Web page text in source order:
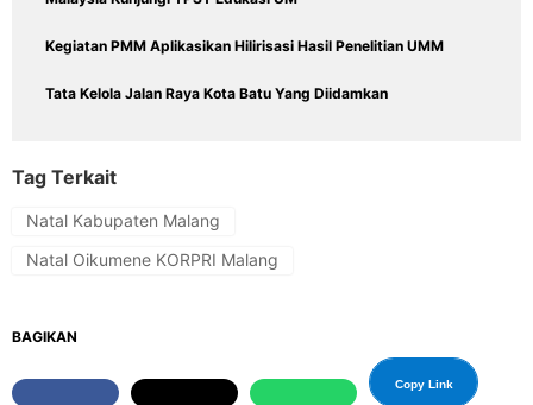
Kegiatan PMM Aplikasikan Hilirisasi Hasil Penelitian UMM
Tata Kelola Jalan Raya Kota Batu Yang Diidamkan
Tag Terkait
Natal Kabupaten Malang
Natal Oikumene KORPRI Malang
BAGIKAN
Copy Link